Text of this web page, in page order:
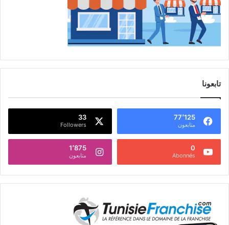
تابعونا
77٬125
متابعون
33
Followers
0
Abonnés
1٬875
متابعون